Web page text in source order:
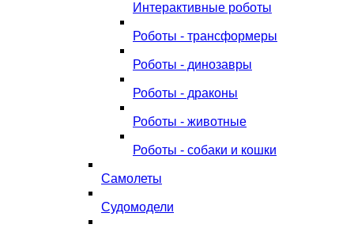
Интерактивные роботы
Роботы - трансформеры
Роботы - динозавры
Роботы - драконы
Роботы - животные
Роботы - собаки и кошки
Самолеты
Судомодели